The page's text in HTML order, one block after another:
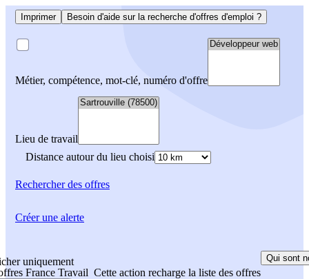
Imprimer Besoin d'aide sur la recherche d'offres d'emploi ?
Métier, compétence, mot-clé, numéro d'offre
Lieu de travail
Distance autour du lieu choisi
Rechercherdes offres
uniquement
France Travail Cette action recharge la liste des offres
Qui sont
Créer une alerte